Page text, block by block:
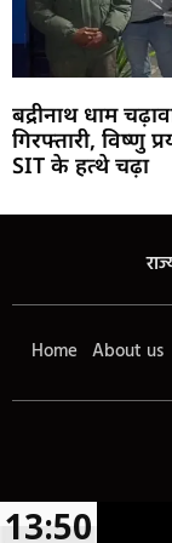
बद्रीनाथ धाम
गिरफ्तारी, विष्णु
SIT के हत्थे चढ़ा
Home About us
13:50